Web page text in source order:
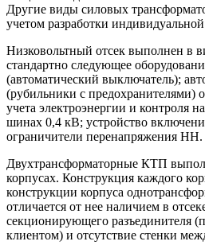
Другие виды силовых
учетом разработки
Низковольтный отсек выполнен в
стандартно следующее
(автоматический выключатель);
(рубильники с предохранителями)
учета электроэнергии и контроля
шинах 0,4 кВ; устройство
ограничители перенапряжения НН.
Двухтрансформаторные КТП
корпусах. Конструкция каждого
конструкции корпуса
отличается от нее наличием в
секционирующего разъединителя
клиентом) и отсутствие стенки